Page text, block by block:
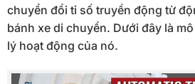
chuyển đổi tỉ số truyền động từ
bánh xe di chuyển. Dưới đây là
lý hoạt động của nó.